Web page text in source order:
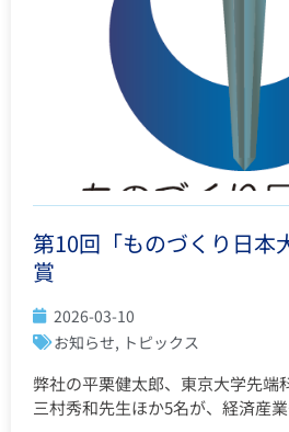
第10回「ものづくり日本
賞
2026-03-10
お知らせ, トピックス
弊社の平栗健太郎、東京大学先端
三村秀和先生ほか5名が、経済産